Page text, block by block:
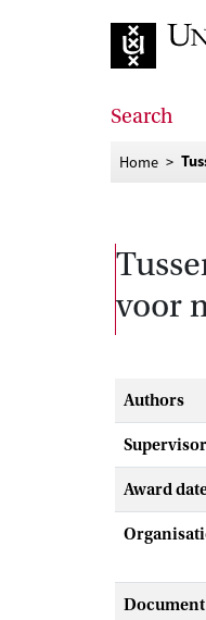
Search
Home
voor
Authors
Award